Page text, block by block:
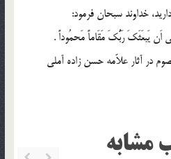
خداوند سبحان فرمود:
اَن يَبعَثَكَ رَبُّكَ مَقَاماً مَحمُوداً .
در آثار علاّمه حسن زاده آملي
مشابه